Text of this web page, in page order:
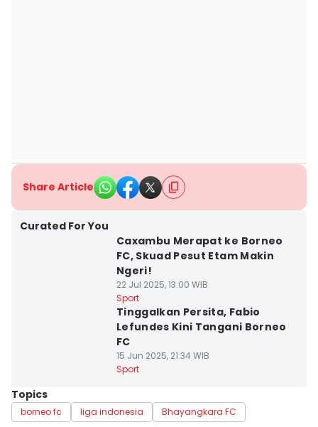
Share Article
Curated For You
Caxambu Merapat ke Borneo
FC, Skuad Pesut Etam Makin
Ngeri!
22 Jul 2025, 13:00 WIB
Sport
Tinggalkan Persita, Fabio
Lefundes Kini Tangani Borneo
FC
15 Jun 2025, 21:34 WIB
Sport
Topics
borneo fc liga indonesia Bhayangkara FC